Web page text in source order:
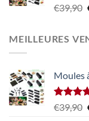
Note
sur 5
€39,90
MEILLEURES
Moules
Note
sur 5
€39,90